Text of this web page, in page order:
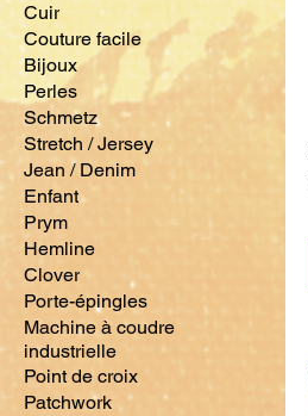
Cuir
Couture facile
Bijoux
Perles
Schmetz
Stretch / Jersey
Jean / Denim
Enfant
Prym
Hemline
Clover
Porte-épingles
Machine à coudre
industrielle
Point de croix
Patchwork